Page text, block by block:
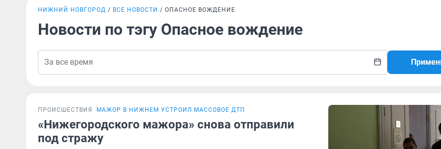
НИЖНИЙ НОВГОРОД ВСЕ НОВОСТИ ОПАСНОЕ ВОЖДЕНИЕ
Новости по тэгу Опасное вождение
ПРОИСШЕСТВИЯ МАЖОР В НИЖНЕМ УСТРОИЛ МАССОВОЕ ДТП
«Нижегородского мажора» снова отправили
под стражу